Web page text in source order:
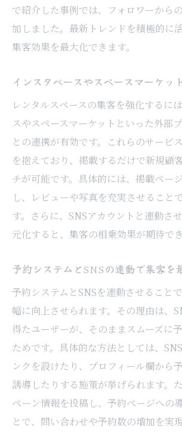
で紹介した事例では、フォロワーから
加しました。最新トレンドを積極的に
集客効果を最大化できます。
インスタベースやスペースマーケッ
レンタルスペースの集客を強化するに
スやスペースマーケットといった外部
との連携が有効です。これらのサービ
を抱えており、掲載するだけで新規顧
チが可能です。具体的には、掲載ペー
し、レビューや写真を充実させること
す。さらに、SNSアカウントと連動さ
元化すると、集客の相乗効果が期待でき
予約システムとSNSの連動で集客を
予約システムとSNSを連動させること
幅に向上させられます。その理由は、
得たユーザーが、そのままスムーズに
ためです。具体的な方法としては、
ンクを設けたり、プロフィール欄から
誘導したりする施策が挙げられます。
ペーン情報を投稿し、予約ページへの
とで、問い合わせや予約数の増加を実現